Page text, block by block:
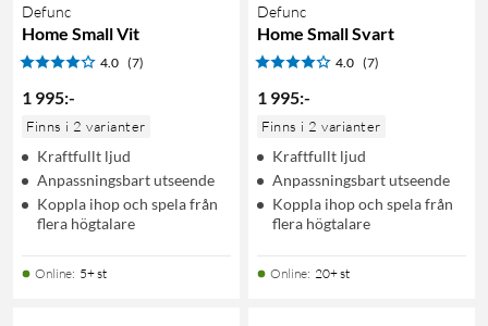
Defunc
Home Small Vit
4.0 (7)
1 995:-
Finns i 2 varianter
Kraftfullt ljud
Anpassningsbart utseende
Koppla ihop och spela från
flera högtalare
Online: 5+ st
Defunc
Home Small Svart
4.0 (7)
1 995:-
Finns i 2 varianter
Kraftfullt ljud
Anpassningsbart utseende
Koppla ihop och spela från
flera högtalare
Online: 20+ st